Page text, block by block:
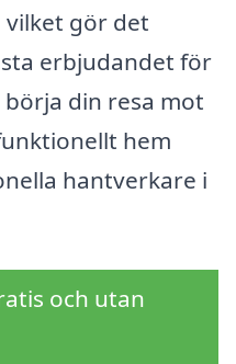
gör det
erbjudandet för
din resa mot
hem
hantverkare i
och utan